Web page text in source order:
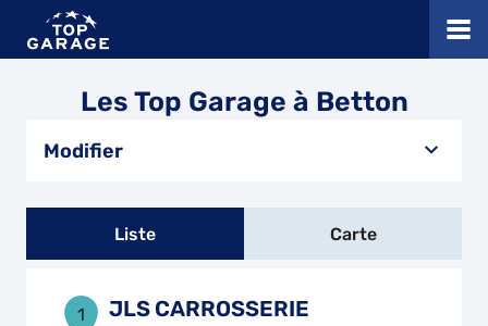
Les Top Garage à Betton
Modifier
Liste Carte
1 JLS CARROSSERIE